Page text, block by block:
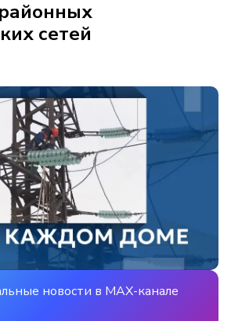
сетей
новости в MAX-канале